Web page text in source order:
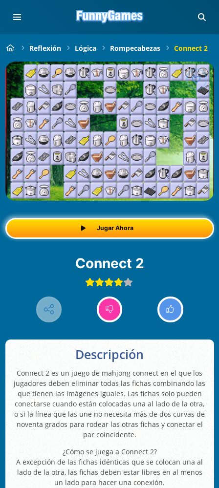
Reflexión Lógica Rompecabezas Connect 2
Jugar Ahora
Connect 2
Descripción
Connect 2 es un juego de mahjong connect en el que los
jugadores deben eliminar todas las fichas combinando las
que tienen las imágenes iguales. Las fichas solo pueden
conectarse cuando están colocadas una al lado de la otra,
o si la línea que las une no necesita más de dos curvas de
noventa grados para rodear las otras fichas y conectar el
par coincidente.
¿Cómo se juega a Connect 2?
A excepción de las fichas idénticas que se colocan una al
lado de la otra, las fichas deben estar libres en al menos
un lado para hacer una conexión.